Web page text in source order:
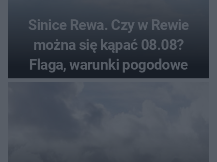
Sinice Rewa. Czy w Rewie
można się kąpać 08.08?
Flaga, warunki pogodowe